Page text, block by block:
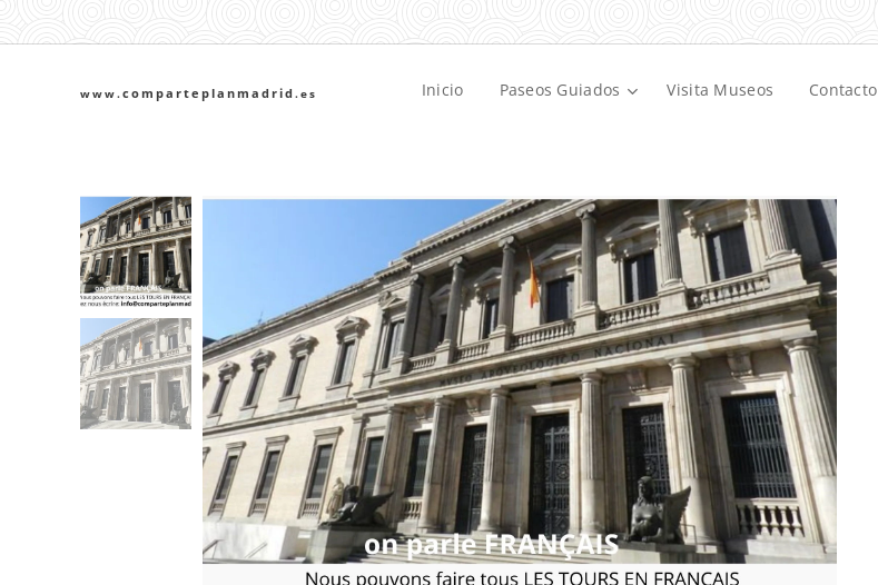
www. comparteplanmadrid .es Inicio Paseos Guiados Visita Museos Contacto
Pregunte por Visitas para FAMILIAS con niños disfrutaconarte@hotmail.com --- Nous